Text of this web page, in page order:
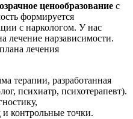
ценообразование с
формируется
с наркологом. У нас
лечение нарзависимости.
лечения
терапии, разработанная
психиатр, психотерапевт).
контрольные точки.